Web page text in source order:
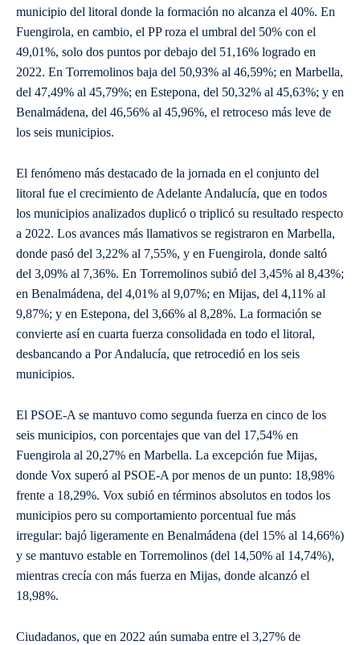
municipio del litoral donde la formación no alcanza el 40%. En
Fuengirola, en cambio, el PP roza el umbral del 50% con el
49,01%, solo dos puntos por debajo del 51,16% logrado en
2022. En Torremolinos baja del 50,93% al 46,59%; en Marbella,
del 47,49% al 45,79%; en Estepona, del 50,32% al 45,63%; y en
Benalmádena, del 46,56% al 45,96%, el retroceso más leve de
los seis municipios.
El fenómeno más destacado de la jornada en el conjunto del
litoral fue el crecimiento de Adelante Andalucía, que en todos
los municipios analizados duplicó o triplicó su resultado respecto
a 2022. Los avances más llamativos se registraron en Marbella,
donde pasó del 3,22% al 7,55%, y en Fuengirola, donde saltó
del 3,09% al 7,36%. En Torremolinos subió del 3,45% al 8,43%;
en Benalmádena, del 4,01% al 9,07%; en Mijas, del 4,11% al
9,87%; y en Estepona, del 3,66% al 8,28%. La formación se
convierte así en cuarta fuerza consolidada en todo el litoral,
desbancando a Por Andalucía, que retrocedió en los seis
municipios.
El PSOE-A se mantuvo como segunda fuerza en cinco de los
seis municipios, con porcentajes que van del 17,54% en
Fuengirola al 20,27% en Marbella. La excepción fue Mijas,
donde Vox superó al PSOE-A por menos de un punto: 18,98%
frente a 18,29%. Vox subió en términos absolutos en todos los
municipios pero su comportamiento porcentual fue más
irregular: bajó ligeramente en Benalmádena (del 15% al 14,66%)
y se mantuvo estable en Torremolinos (del 14,50% al 14,74%),
mientras crecía con más fuerza en Mijas, donde alcanzó el
18,98%.
Ciudadanos, que en 2022 aún sumaba entre el 3,27% de